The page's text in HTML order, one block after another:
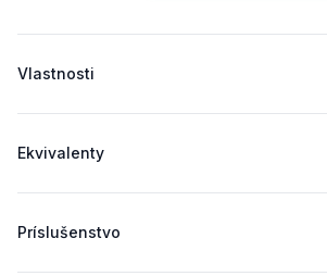
Vlastnosti
Ekvivalenty
Príslušenstvo